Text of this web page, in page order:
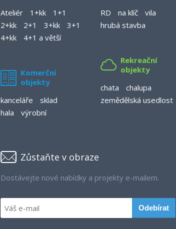
Ateliér 1+kk
1+1
2+kk
2+1 3+kk
3+1
4+kk
4+1 a větší
Komerční
objekty
kanceláře
sklad
hala
výrobní
RD
na klíč
vila
hrubá stavba
Rekreační
objekty
chata
chalupa
zemědělská usedlost
Zůstaňte v obraze
Dostávejte nové nabídky a projekty e-mailem.